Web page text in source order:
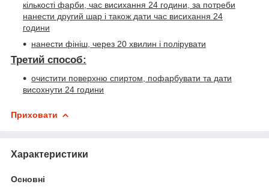
кількості фарби, час висихання 24 години, за потреби
нанести другий шар і також дати час висихання 24
години
нанести фініш, через 20 хвилин і полірувати
Третий способ:
очистити поверхню спиртом, пофарбувати та дати
висохнути 24 години
Приховати
Характеристики
Основні